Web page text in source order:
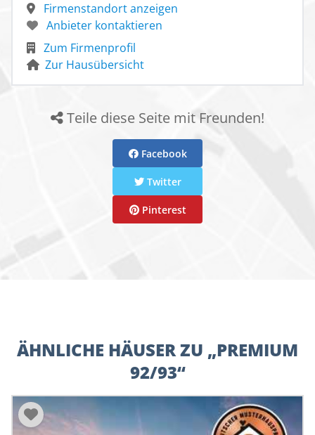
Firmenstandort anzeigen
Anbieter kontaktieren
Zum Firmenprofil
Zur Hausübersicht
Teile diese Seite mit Freunden!
Facebook
Twitter
Pinterest
ÄHNLICHE HÄUSER ZU „PREMIUM
92/93“